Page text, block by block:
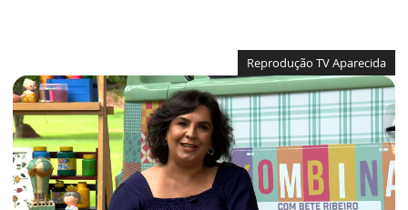
Reprodução TV Aparecida